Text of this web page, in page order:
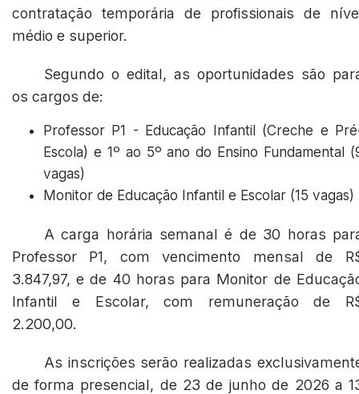
contratação temporária de profissionais de
médio e superior.
Segundo o edital, as oportunidades são
os cargos de:
Professor P1 - Educação Infantil (Creche e
Escola) e 1º ao 5º ano do Ensino Fundamental
vagas)
Monitor de Educação Infantil e Escolar (15 vagas)
A carga horária semanal é de 30 horas
Professor P1, com vencimento mensal de
3.847,97, e de 40 horas para Monitor de
Infantil e Escolar, com remuneração de
2.200,00.
As inscrições serão realizadas
de forma presencial, de 23 de junho de 2026 a